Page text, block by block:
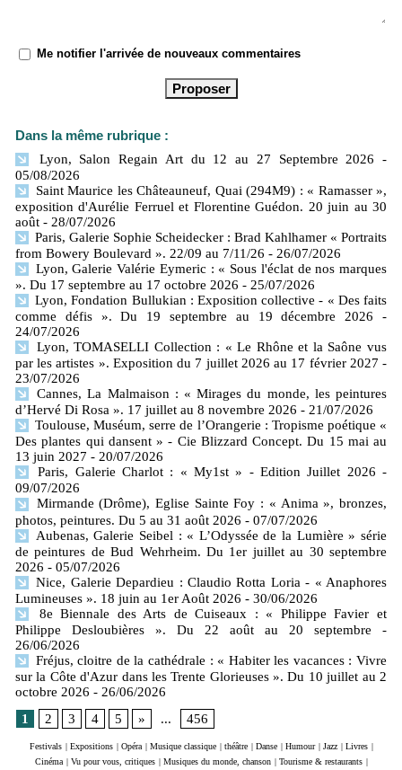
Me notifier l'arrivée de nouveaux commentaires
Dans la même rubrique :
Lyon, Salon Regain Art du 12 au 27 Septembre 2026
-
05/08/2026
Saint Maurice les Châteauneuf, Quai (294M9) : « Ramasser »,
exposition d'Aurélie Ferruel et Florentine Guédon. 20 juin au 30
août - 28/07/2026
Paris, Galerie Sophie Scheidecker : Brad Kahlhamer « Portraits
from Bowery Boulevard ». 22/09 au 7/11/26 - 26/07/2026
Lyon, Galerie Valérie Eymeric : « Sous l'éclat de nos marques
». Du 17 septembre au 17 octobre 2026 - 25/07/2026
Lyon, Fondation Bullukian : Exposition collective - « Des faits
comme défis ». Du 19 septembre au 19 décembre 2026
-
24/07/2026
Lyon, TOMASELLI Collection : « Le Rhône et la Saône vus
par les artistes ». Exposition du 7 juillet 2026 au 17 février 2027 -
23/07/2026
Cannes, La Malmaison : « Mirages du monde, les peintures
d’Hervé Di Rosa ». 17 juillet au 8 novembre 2026 - 21/07/2026
Toulouse, Muséum, serre de l’Orangerie : Tropisme poétique «
Des plantes qui dansent » - Cie Blizzard Concept. Du 15 mai au
13 juin 2027 - 20/07/2026
Paris, Galerie Charlot : « My1st » - Edition Juillet 2026 -
09/07/2026
Mirmande (Drôme), Eglise Sainte Foy : « Anima », bronzes,
photos, peintures. Du 5 au 31 août 2026 - 07/07/2026
Aubenas, Galerie Seibel : « L’Odyssée de la Lumière » série
de peintures de Bud Wehrheim. Du 1er juillet au 30 septembre
2026 - 05/07/2026
Nice, Galerie Depardieu : Claudio Rotta Loria - « Anaphores
Lumineuses ». 18 juin au 1er Août 2026 - 30/06/2026
8e Biennale des Arts de Cuiseaux : « Philippe Favier et
Philippe Desloubières ». Du 22 août au 20 septembre
-
26/06/2026
Fréjus, cloitre de la cathédrale : « Habiter les vacances : Vivre
sur la Côte d'Azur dans les Trente Glorieuses ». Du 10 juillet au 2
octobre 2026 - 26/06/2026
1
2 3 4 5 » ... 456
Festivals | Expositions | Opéra | Musique classique | théâtre | Danse | Humour | Jazz | Livres |
Cinéma | Vu pour vous, critiques | Musiques du monde, chanson | Tourisme & restaurants |